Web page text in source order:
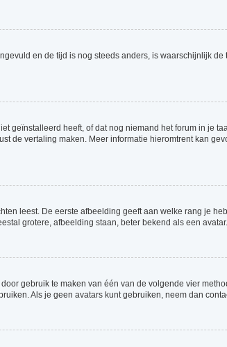
en de tijd is nog steeds anders, is waarschijnlijk
geïnstalleerd heeft, of dat nog niemand het forum in je
de vertaling maken. Meer informatie hieromtrent kan
leest. De eerste afbeelding geeft aan welke rang je
grotere, afbeelding staan, beter bekend als een
gebruik te maken van één van de volgende vier
Als je geen avatars kunt gebruiken, neem dan